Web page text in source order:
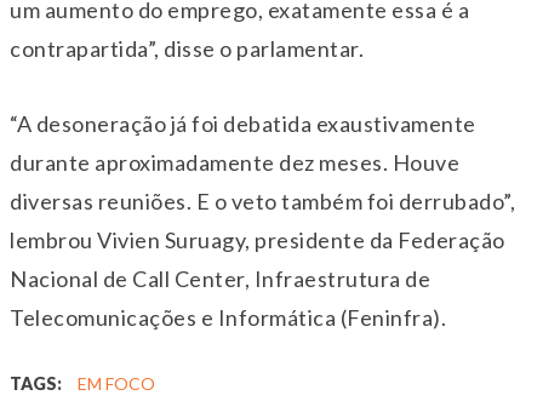
um aumento do emprego, exatamente essa é a
contrapartida”, disse o parlamentar.
“A desoneração já foi debatida exaustivamente
durante aproximadamente dez meses. Houve
diversas reuniões. E o veto também foi derrubado”,
lembrou Vivien Suruagy, presidente da Federação
Nacional de Call Center, Infraestrutura de
Telecomunicações e Informática (Feninfra).
TAGS: EM FOCO